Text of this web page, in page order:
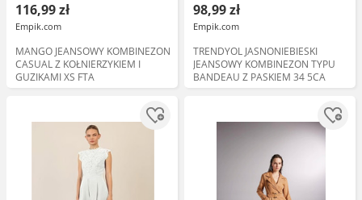
116,99 zł
Empik.com
MANGO JEANSOWY KOMBINEZON
CASUAL Z KOŁNIERZYKIEM I
GUZIKAMI XS FTA
98,99 zł
Empik.com
TRENDYOL JASNONIEBIESKI
JEANSOWY KOMBINEZON TYPU
BANDEAU Z PASKIEM 34 5CA